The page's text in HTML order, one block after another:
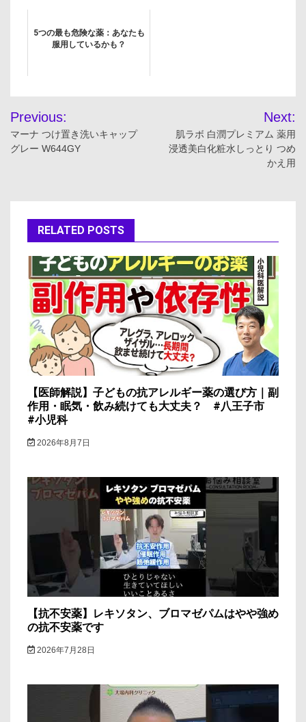
5つの最も危険な薬：あなたも
服用しているかも？
投
稿
ゲ
ー
シ
ョ
ン
Previous:
マーナ つけ置き洗いキャップ
グレー W644GY
Next:
肌ラボ 白潤プレミアム 薬用
浸透美白化粧水しっとり つめ
かえ用
RELATED POSTS
【医師解説】子どもの抗アレルギー薬の選び方｜副
作用・眠気・飲み続けても大丈夫？ #八王子市
#小児科
2026年8月7日
【抗不安薬】レキソタン、ブロマゼパムはやや強め
の抗不安薬です
2026年7月28日